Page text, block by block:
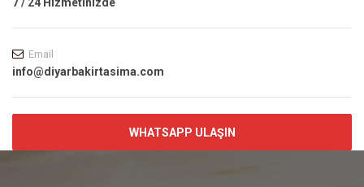
7 / 24 Hizmetinizde
Email
info@diyarbakirtasima.com
WHATSAPP ULAŞIN